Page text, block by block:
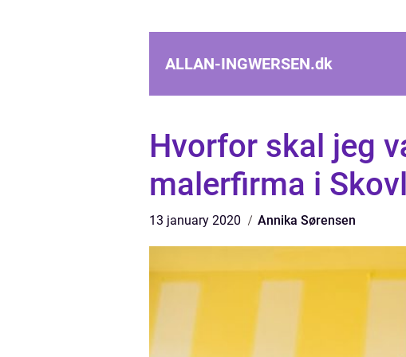
ALLAN-INGWERSEN.dk
Hvorfor skal jeg
malerfirma i
13 january 2020 Annika Sørensen